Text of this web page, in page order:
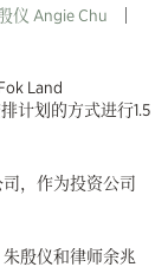
仪 Angie Chu
Land
计划的方式进行1.5
，作为投资公司
殷仪和律师余兆